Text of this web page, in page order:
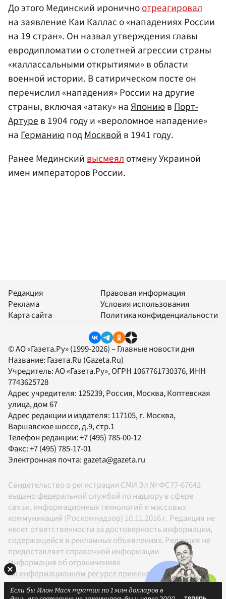
До этого Мединский ироничноотреагировал
на заявление Каи Каллас о «нападениях России
на 19 стран». Он назвал утверждения главы
евродипломатии о столетней агрессии страны
«каллассальными открытиями» в области
военной истории. В сатирическом посте он
перечислил «нападения» России на другие
страны, включая «атаку» наЯпониювПорт-
Артурев 1904 году и «вероломное нападение»
наГерманиюподМосквойв 1941 году.
Ранее Мединскийвысмеялотмену Украиной
имен императоров России.
Редакция
Реклама
Карта сайта
Правовая информация
Условия использования
Политика конфиденциальности
© АО «Газета.Ру» (1999-2026) – Главные новости дня
Название: Газета.Ru (Gazeta.Ru)
Учредитель:АО «Газета.Ру», ОГРН 1067761730376, ИНН
7743625728
Адрес учредителя: 125239, Россия, Москва, Коптевская
улица, дом 67
Адрес редакции и издателя: 117105, г. Москва,
Варшавское шоссе, д.9, стр.1
Телефон редакции:+7 (495) 785-00-12
Факс:+7 (495) 785-17-01
Электронная почта: gazeta@gazeta.ru
Свидетельство о регистрации СМИ Эл № ФС77-67642
выдано федеральной службой по надзору в сфере
связи, информационных технологий и массовых
коммуникаций (Роскомнадзор) 10.11.2016 г. Редакция не
несет ответственности за достоверность информации,
содержащейся в рекламных объявлениях. Редакция не
предоставляет справочной информации.
Информация об ограничениях
На информационном ресурсе применяются
рекомендательные технологии в соответствии с
Правилами
Если бы Илон Маск тратил по 1 млн долларов в